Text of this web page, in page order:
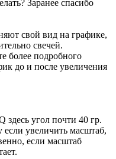
Заранее спасибо
свой вид на графике,
свечей.
более подробного
до и после увеличения
здесь угол почти 40 гр.
если увеличить масштаб,
если масштаб